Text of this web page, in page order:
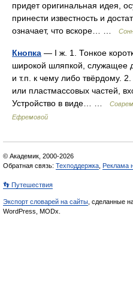
придет оригинальная идея,
принести известность и
означает, что вскоре… …
Кнопка — I ж. 1. Тонкое
широкой шляпкой, служащее
и т.п. к чему либо твёрдому.
или пластмассовых частей,
Устройство в виде… …
Ефремовой
© Академик, 2000-2026
Обратная связь: Техподдержка Реклама
👣 Путешествия
Экспорт словарей на сайты , сделанные
WordPress, MODx.